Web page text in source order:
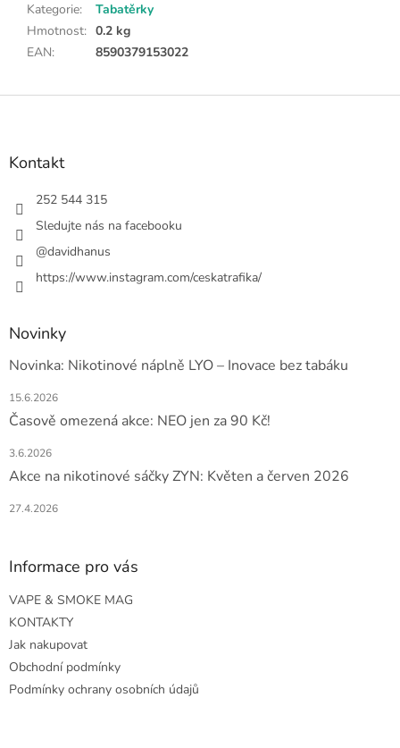
Kategorie:
Tabatěrky
Hmotnost: 0.2 kg
EAN: 8590379153022
Z
Kontakt
252 544 315
Sledujte nás na facebooku
@davidhanus
https://www.instagram.com/ceskatrafika/
Novinky
Novinka: Nikotinové náplně LYO – Inovace bez tabáku
15.6.2026
Časově omezená akce: NEO jen za 90 Kč!
3.6.2026
Akce na nikotinové sáčky ZYN: Květen a červen 2026
27.4.2026
Informace pro vás
VAPE & SMOKE MAG
KONTAKTY
Jak nakupovat
Obchodní podmínky
Podmínky ochrany osobních údajů